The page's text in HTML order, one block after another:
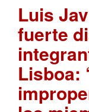
Luis
fuerte
Lisboa: